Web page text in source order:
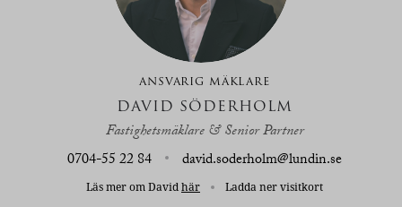
ANSVARIG MÄKLARE
DAVID SÖDERHOLM
Fastighetsmäklare & Senior Partner
0704-55 22 84
david.soderholm@lundin.se
Läs mer om David här Ladda ner visitkort